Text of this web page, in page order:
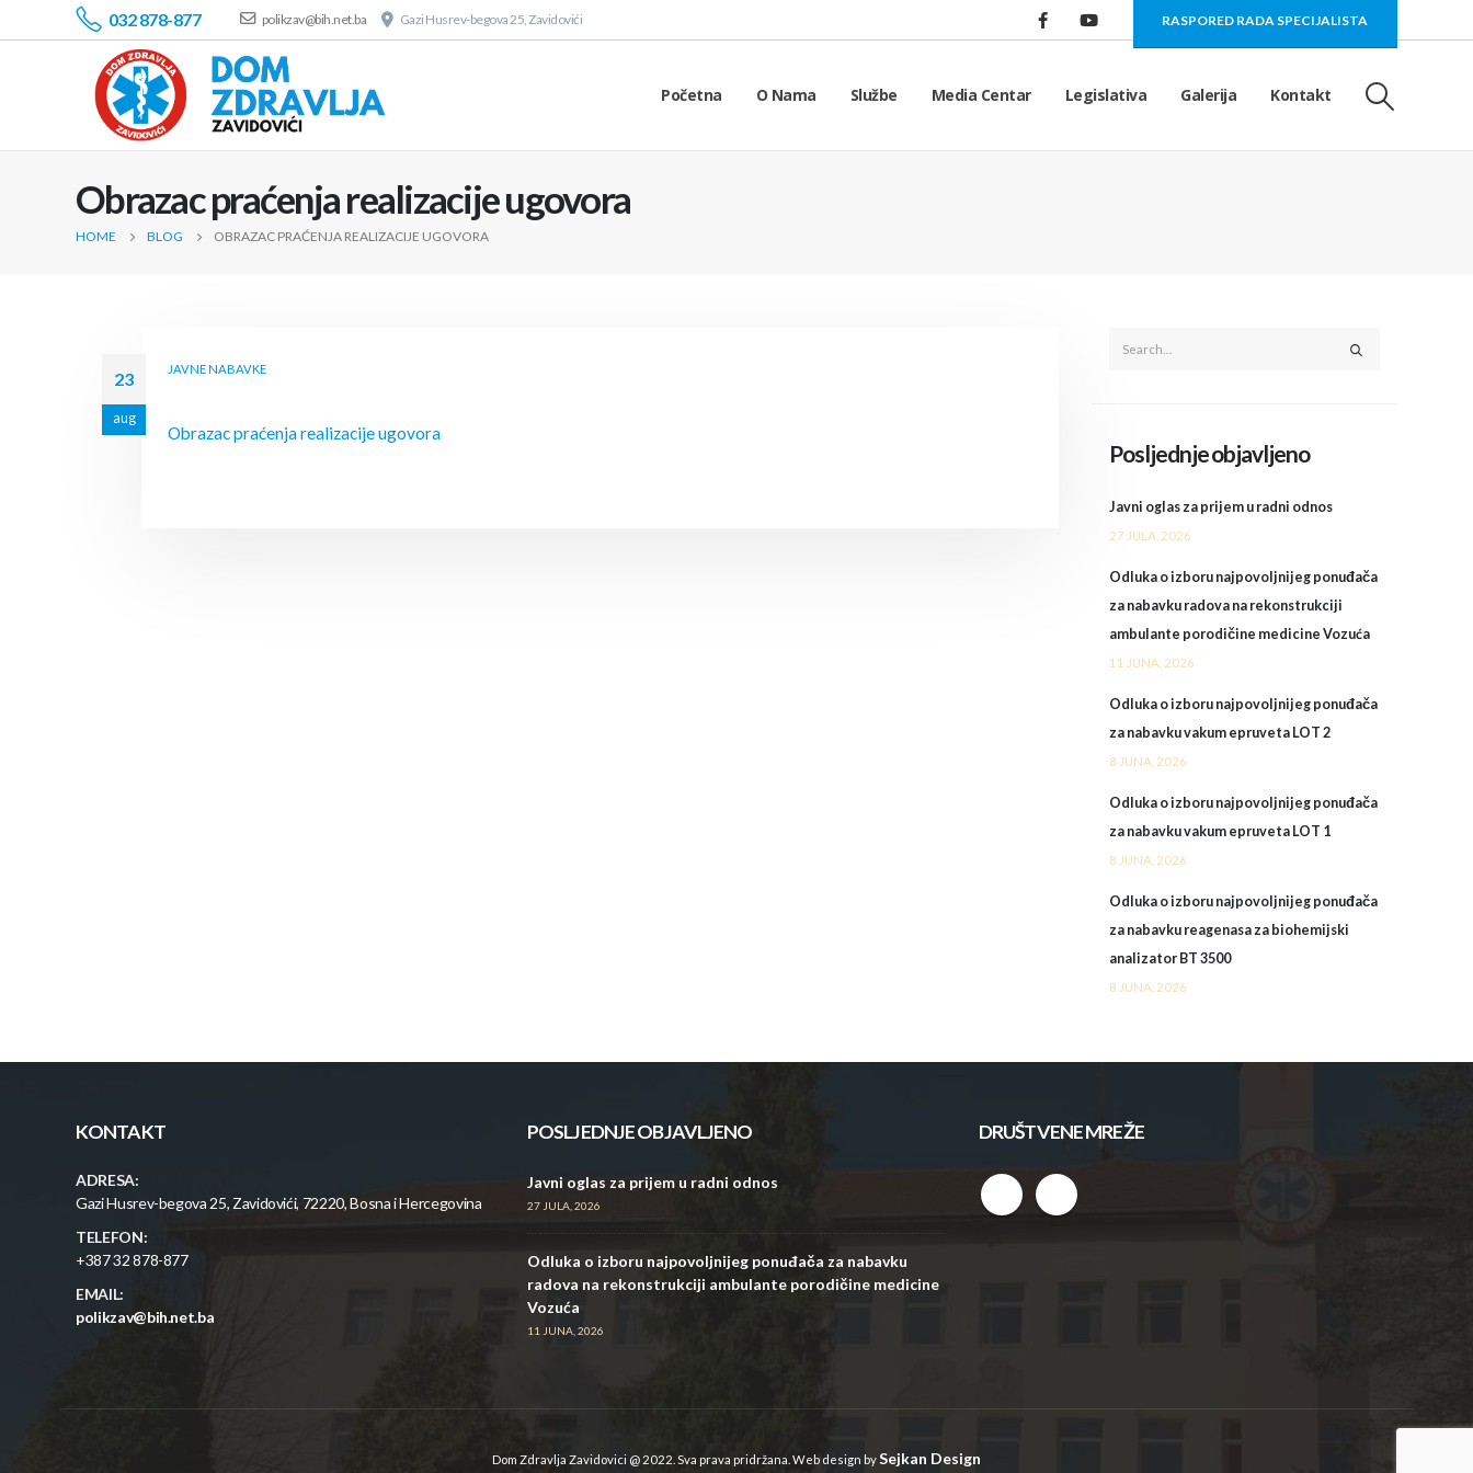
032 878-877 polikzav@bih.net.ba Gazi Husrev-begova 25, Zavidovići RASPORED RADA SPECIJALISTA
Početna O Nama Službe Media Centar Legislativa Galerija Kontakt
Obrazac praćenja realizacije ugovora
HOME BLOG OBRAZAC PRAĆENJA REALIZACIJE UGOVORA
23
aug
JAVNE NABAVKE
Obrazac praćenja realizacije ugovora
Posljednje objavljeno
Javni oglas za prijem u radni odnos
27 JULA, 2026
Odluka o izboru najpovoljnijeg ponuđača
za nabavku radova na rekonstrukciji
ambulante porodičine medicine Vozuća
11 JUNA, 2026
Odluka o izboru najpovoljnijeg ponuđača
za nabavku vakum epruveta LOT 2
8 JUNA, 2026
Odluka o izboru najpovoljnijeg ponuđača
za nabavku vakum epruveta LOT 1
8 JUNA, 2026
Odluka o izboru najpovoljnijeg ponuđača
za nabavku reagenasa za biohemijski
analizator BT 3500
8 JUNA, 2026
KONTAKT
ADRESA:
Gazi Husrev-begova 25, Zavidovići, 72220, Bosna i Hercegovina
TELEFON:
+387 32 878-877
EMAIL:
polikzav@bih.net.ba
POSLJEDNJE OBJAVLJENO
Javni oglas za prijem u radni odnos
27 JULA, 2026
Odluka o izboru najpovoljnijeg ponuđača za nabavku
radova na rekonstrukciji ambulante porodičine medicine
Vozuća
11 JUNA, 2026
DRUŠTVENE MREŽE
Dom Zdravlja Zavidovici @ 2022. Sva prava pridržana. Web design bySejkan Design